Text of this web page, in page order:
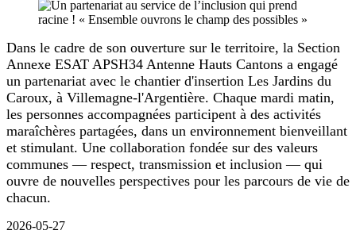
Dans le cadre de son ouverture sur le territoire, la Section
Annexe ESAT APSH34 Antenne Hauts Cantons a engagé
un partenariat avec le chantier d'insertion Les Jardins du
Caroux, à Villemagne-l'Argentière. Chaque mardi matin,
les personnes accompagnées participent à des activités
maraîchères partagées, dans un environnement bienveillant
et stimulant. Une collaboration fondée sur des valeurs
communes — respect, transmission et inclusion — qui
ouvre de nouvelles perspectives pour les parcours de vie de
chacun.
2026-05-27